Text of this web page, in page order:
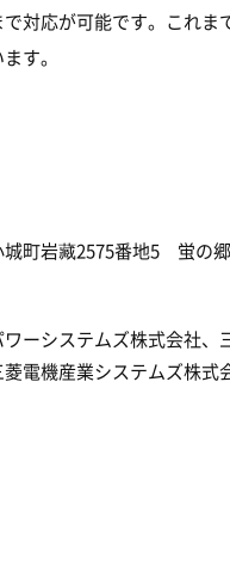
対応が可能です。これ
す。
城町岩藏2575番地5 蛍の
ワーシステムズ株式会社
電機産業システムズ株